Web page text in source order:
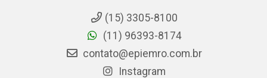
(15) 3305-8100
(11) 96393-8174
contato@epiemro.com.br
Instagram